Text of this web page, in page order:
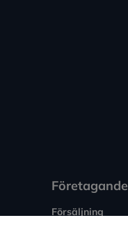
Företagande
Försäljning